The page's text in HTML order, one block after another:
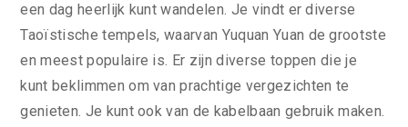
een dag heerlijk kunt wandelen. Je vindt er diverse
Taoïstische tempels, waarvan Yuquan Yuan de grootste
en meest populaire is. Er zijn diverse toppen die je
kunt beklimmen om van prachtige vergezichten te
genieten. Je kunt ook van de kabelbaan gebruik maken.